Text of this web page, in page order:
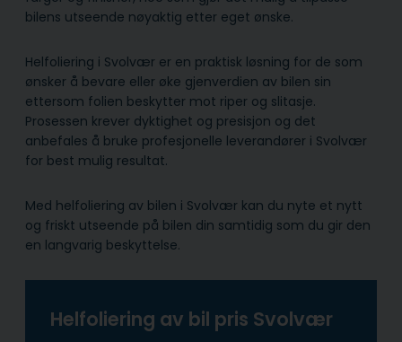
bilens utseende nøyaktig etter eget ønske.
Helfoliering i Svolvær er en praktisk løsning for de som
ønsker å bevare eller øke gjenverdien av bilen sin
ettersom folien beskytter mot riper og slitasje.
Prosessen krever dyktighet og presisjon og det
anbefales å bruke profesjonelle leverandører i Svolvær
for best mulig resultat.
Med helfoliering av bilen i Svolvær kan du nyte et nytt
og friskt utseende på bilen din samtidig som du gir den
en langvarig beskyttelse.
Helfoliering av bil pris Svolvær